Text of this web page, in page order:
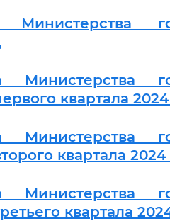
квартала
квартала 2024
квартала